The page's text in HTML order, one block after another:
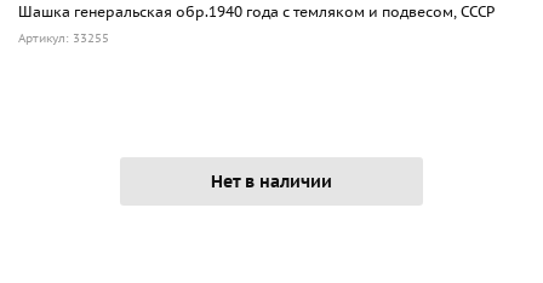
Шашка генеральская обр.1940 года с темляком и подвесом, СССР
Артикул: 33255
Нет в наличии